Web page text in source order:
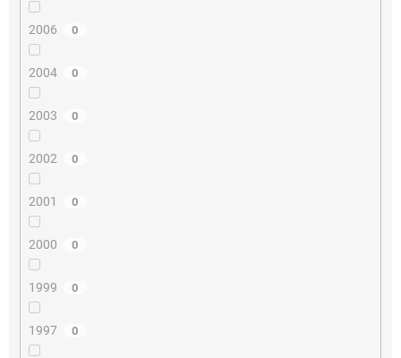
2006 0
2004 0
2003 0
2002 0
2001 0
2000 0
1999 0
1997 0